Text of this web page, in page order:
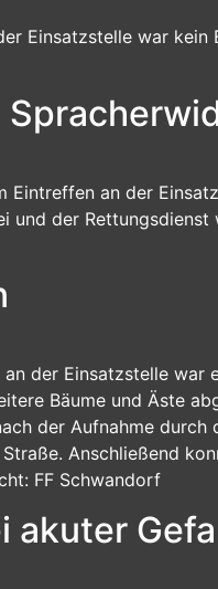
Einsatzstelle war
Eintreffen an der
der
der Einsatzstelle
Bäume und Äste
der Aufnahme durch
Anschließend
FF Schwandorf
akuter